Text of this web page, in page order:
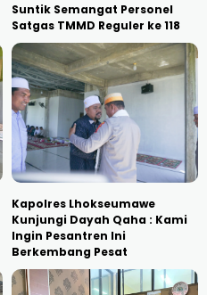
Suntik Semangat Personel
Satgas TMMD Reguler ke 118
Kapolres Lhokseumawe
Kunjungi Dayah Qaha : Kami
Ingin Pesantren Ini
Berkembang Pesat